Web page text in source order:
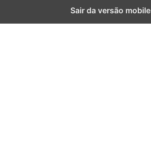
Sair da versão mobile